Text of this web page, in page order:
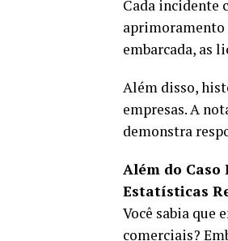
Cada incidente
embarcada, as
Além disso,
empresas. A
demonstra
Além do Caso
Estatísticas
Você sabia que
comerciais?